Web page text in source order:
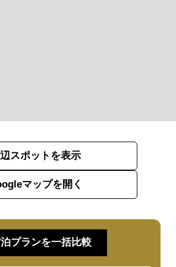
スポットを表示
マップを開く
プランを一括比較